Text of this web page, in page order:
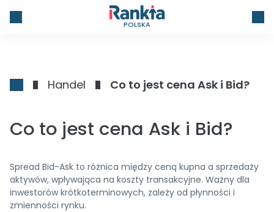
POLSKA
Handel Co to jest cena Ask i Bid?
Co to jest cena Ask i Bid?
Spread Bid-Ask to różnica między ceną kupna a sprzedaży
aktywów, wpływająca na koszty transakcyjne. Ważny dla
inwestorów krótkoterminowych, zależy od płynności i
zmienności rynku.